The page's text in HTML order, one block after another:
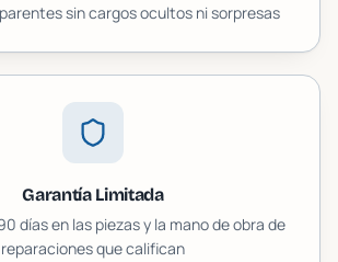
sin cargos ocultos ni sorpresas
Garantía Limitada
días en las piezas y la mano de obra de
reparaciones que califican